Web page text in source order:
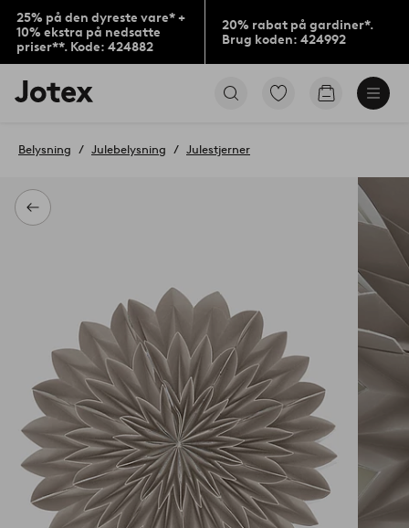
25% på den dyreste vare* +
10% ekstra på nedsatte
priser**. Kode: 424882
20% rabat på gardiner*.
Brug koden: 424992
Jotex
logo
til
Gå
Gå
Tilbage
Belysning Julebelysning Julestjerner